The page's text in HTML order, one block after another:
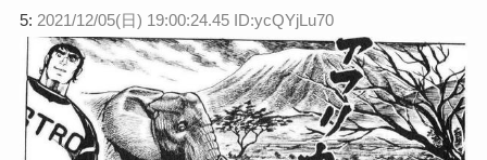
5: 2021/12/05(日) 19:00:24.45 ID:ycQYjLu70